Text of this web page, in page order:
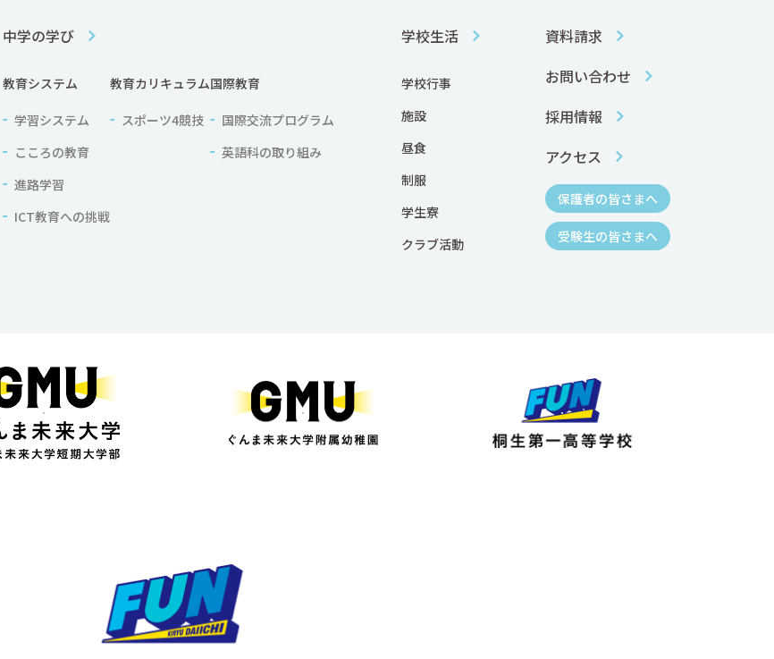
中学の学び
教育システム
学習システム
こころの教育
進路学習
ICT教育への挑戦
教育カリキュラム
スポーツ4競技
国際教育
国際交流プログラム
英語科の取り組み
学校生活
学校行事
施設
昼食
制服
学生寮
クラブ活動
資料請求
お問い合わせ
採用情報
アクセス
保護者の皆さまへ
受験生の皆さまへ